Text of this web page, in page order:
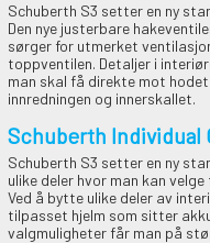
Schuberth S3 setter en ny
Den nye justerbare
sørger for utmerket
toppventilen. Detaljer i
man skal få direkte mot
innredningen og innerskallet.
Schuberth Individual
Schuberth S3 setter en ny
ulike deler hvor man kan
Ved å bytte ulike deler av
tilpasset hjelm som sitter
valgmuligheter får man på